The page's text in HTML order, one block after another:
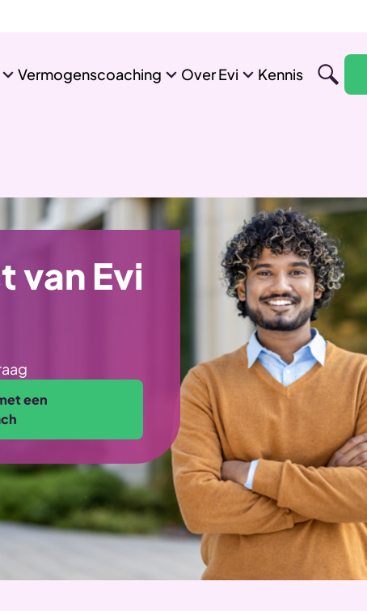
Vermogenscoaching Over Evi Kennis
van Evi
een